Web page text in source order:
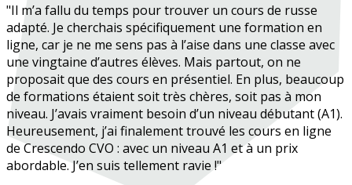
"Il m’a fallu du temps pour trouver un cours de russe
adapté. Je cherchais spécifiquement une formation en
ligne, car je ne me sens pas à l’aise dans une classe avec
une vingtaine d’autres élèves. Mais partout, on ne
proposait que des cours en présentiel. En plus, beaucoup
de formations étaient soit très chères, soit pas à mon
niveau. J’avais vraiment besoin d’un niveau débutant (A1).
Heureusement, j’ai finalement trouvé les cours en ligne
de Crescendo CVO : avec un niveau A1 et à un prix
abordable. J’en suis tellement ravie !"